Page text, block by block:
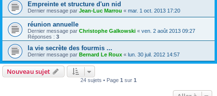
Empreinte et structure d'un nid
Dernier message par Jean-Luc Marrou « mar. 1 oct. 2013 17:20
réunion annuelle
Dernier message par Christophe Galkowski « ven. 2 août 2013 09:27
Réponses : 3
la vie secrète des fourmis ...
Dernier message par Bernard Le Roux « lun. 30 juil. 2012 14:57
Nouveau sujet
24 sujets • Page 1 sur 1